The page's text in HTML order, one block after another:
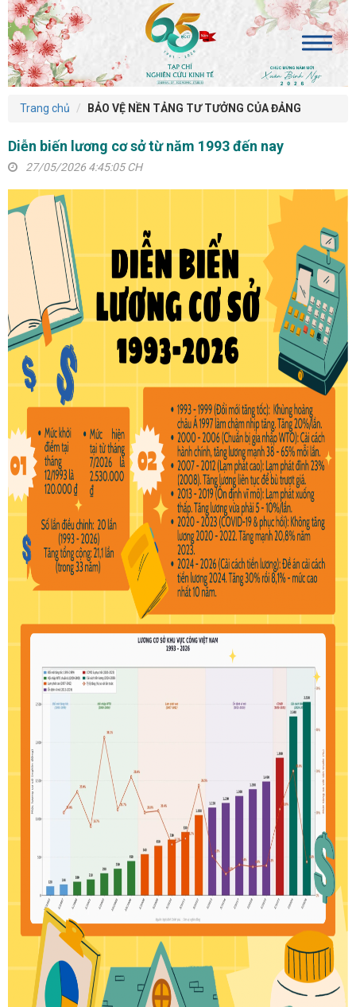
Trang chủ BẢO VỆ NỀN TẢNG TƯ TƯỞNG CỦA ĐẢNG
Diễn biến lương cơ sở từ năm 1993 đến nay
27/05/2026 4:45:05 CH